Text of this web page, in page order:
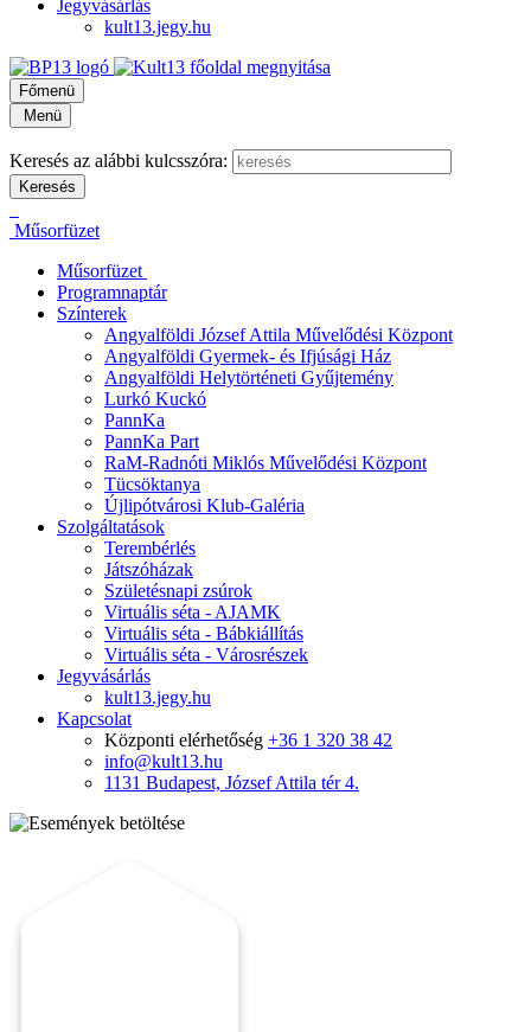
Jegyvásárlás
kult13.jegy.hu
Főmenü
Menü
Keresés az alábbi kulcsszóra:
Műsorfüzet
Műsorfüzet
Programnaptár
Színterek
Angyalföldi József Attila Művelődési Központ
Angyalföldi Gyermek- és Ifjúsági Ház
Angyalföldi Helytörténeti Gyűjtemény
Lurkó Kuckó
PannKa
PannKa Part
RaM-Radnóti Miklós Művelődési Központ
Tücsöktanya
Újlipótvárosi Klub-Galéria
Szolgáltatások
Terembérlés
Játszóházak
Születésnapi zsúrok
Virtuális séta - AJAMK
Virtuális séta - Bábkiállítás
Virtuális séta - Városrészek
Jegyvásárlás
kult13.jegy.hu
Kapcsolat
Központi elérhetőség +36 1 320 38 42
info@kult13.hu
1131 Budapest, József Attila tér 4.